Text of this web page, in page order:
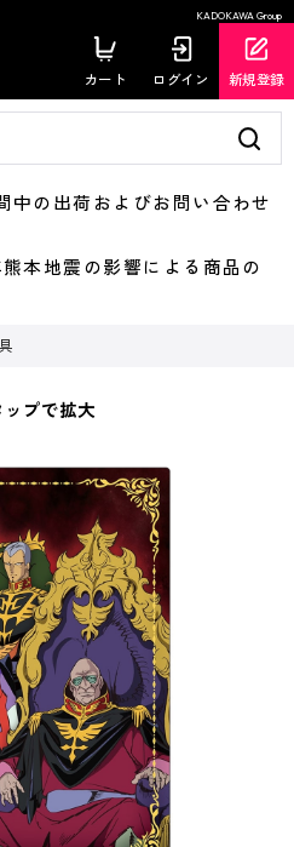
KADOKAWA Group
カート ログイン 新規登録
の出荷およびお問い合わせ
地震の影響による商品の
プで拡大